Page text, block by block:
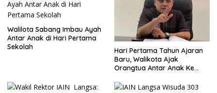
Walilota Sabang Imbau Ayah
Antar Anak di Hari Pertama
Sekolah
Hari Pertama Tahun Ajaran
Baru, Walikota Ajak
Orangtua Antar Anak Ke